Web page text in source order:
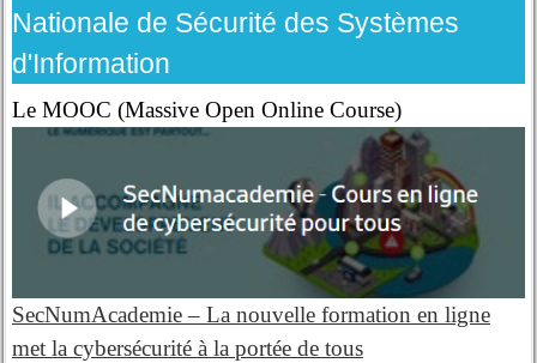
Nationale de Sécurité des Systèmes
d'Information
Le MOOC (Massive Open Online Course)
SecNumAcademie – La nouvelle formation en ligne
met la cybersécurité à la portée de tous